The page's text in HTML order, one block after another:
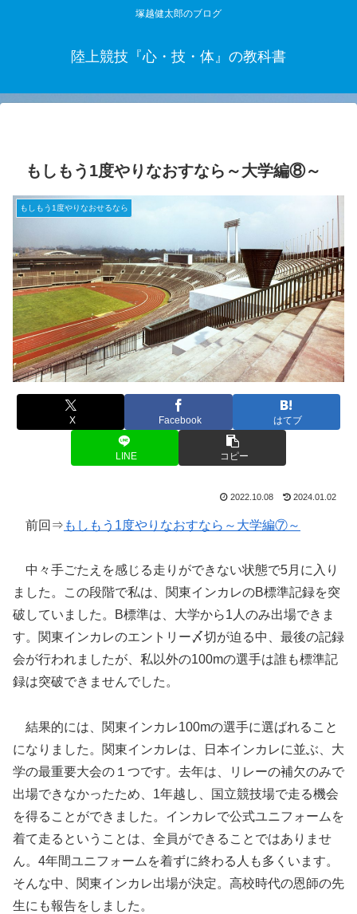
塚越健太郎のブログ
陸上競技『心・技・体』の教科書
もしもう1度やりなおすなら～大学編⑧～
もしもう1度やりなおせるなら
X Facebook はてブ
LINE コピー
2022.10.08 2024.01.02
前回⇒ もしもう1度やりなおすなら～大学編⑦～
中々手ごたえを感じる走りができない状態で5月に入り
ました。この段階で私は、関東インカレのB標準記録を突
破していました。B標準は、大学から1人のみ出場できま
す。関東インカレのエントリー〆切が迫る中、最後の記録
会が行われましたが、私以外の100mの選手は誰も標準記
録は突破できませんでした。
結果的には、関東インカレ100mの選手に選ばれること
になりました。関東インカレは、日本インカレに並ぶ、大
学の最重要大会の１つです。去年は、リレーの補欠のみで
出場できなかったため、1年越し、国立競技場で走る機会
を得ることができました。インカレで公式ユニフォームを
着て走るということは、全員ができることではありませ
ん。4年間ユニフォームを着ずに終わる人も多くいます。
そんな中、関東インカレ出場が決定。高校時代の恩師の先
生にも報告をしました。